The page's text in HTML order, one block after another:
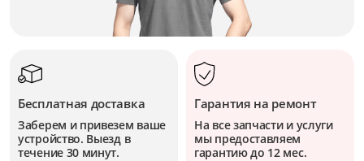
Бесплатная доставка
Заберем и привезем ваше
устройство. Выезд в
течение 30 минут.
Гарантия на ремонт
На все запчасти и услуги
мы предоставляем
гарантию до 12 мес.